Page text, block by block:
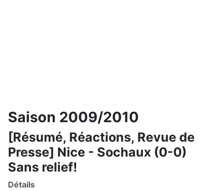
Saison 2009/2010
[Résumé, Réactions, Revue de
Presse] Nice - Sochaux (0-0)
Sans relief!
Détails